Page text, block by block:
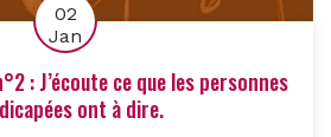
02
Jan
: J’écoute ce que les personnes
ont à dire.